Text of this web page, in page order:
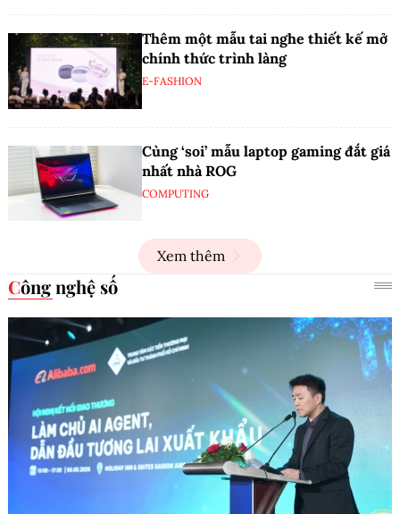
Thêm một mẫu tai nghe thiết kế mở
chính thức trình làng
E-FASHION
Cùng ‘soi’ mẫu laptop gaming đắt giá
nhất nhà ROG
COMPUTING
Xem thêm
Công nghệ số